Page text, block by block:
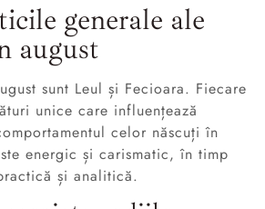
generale ale
august
sunt Leul și Fecioara. Fiecare
unice care influențează
celor născuți în
energic și carismatic, în timp
și analitică.